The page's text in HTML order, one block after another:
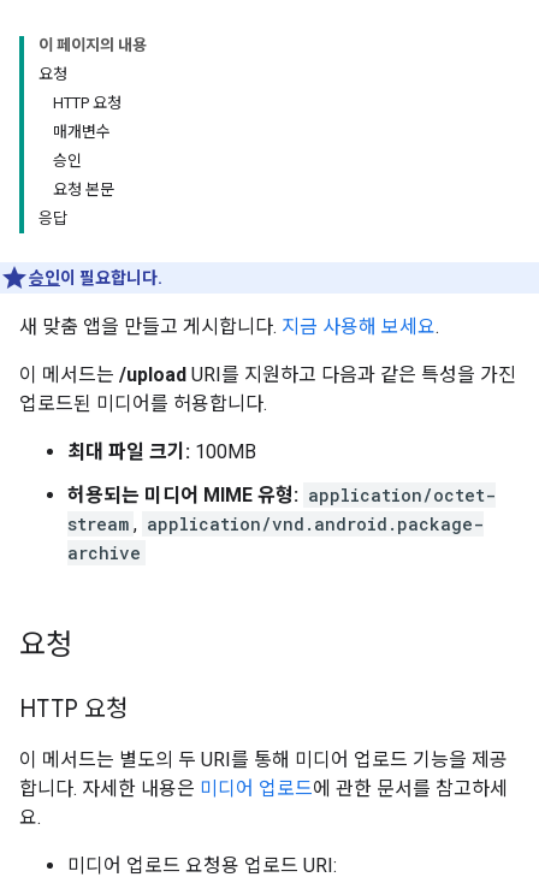
이 페이지의 내용
요청
HTTP 요청
매개변수
승인
요청 본문
응답
승인이 필요합니다.
새 맞춤 앱을 만들고 게시합니다. 지금 사용해 보세요.
이 메서드는 /upload URI를 지원하고 다음과 같은 특성을 가진
업로드된 미디어를 허용합니다.
최대 파일 크기: 100MB
허용되는 미디어 MIME 유형: application/octet-
stream , application/vnd.android.package-
archive
요청
HTTP 요청
이 메서드는 별도의 두 URI를 통해 미디어 업로드 기능을 제공
합니다. 자세한 내용은 미디어 업로드에 관한 문서를 참고하세
요.
미디어 업로드 요청용 업로드 URI: